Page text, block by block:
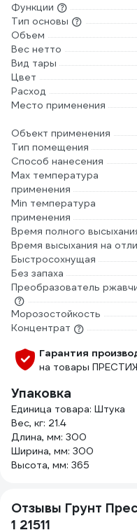
Функции
Тип основы
Объем
Вес нетто
Вид тары
Цвет
Расход
Место применения
Объект применения
Тип помещения
Способ нанесения
Max температура
применения
Min температура
применения
Время полного
Время высыхания на
Быстросохнущая
Без запаха
Преобразователь
Морозостойкость
Концентрат
Гарантия
на товары
Упаковка
Единица товара: Штука
Вес, кг: 21.4
Длина, мм: 300
Ширина, мм: 300
Высота, мм: 365
Отзывы Грунт
1 21511